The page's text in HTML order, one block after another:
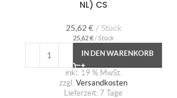
NL) CS
25,62€ Stück
25,62€/Stück
IN DEN WARENKORB
inkl. 19 % MwSt.
zzgl. Versandkosten
Lieferzeit: 7 Tage